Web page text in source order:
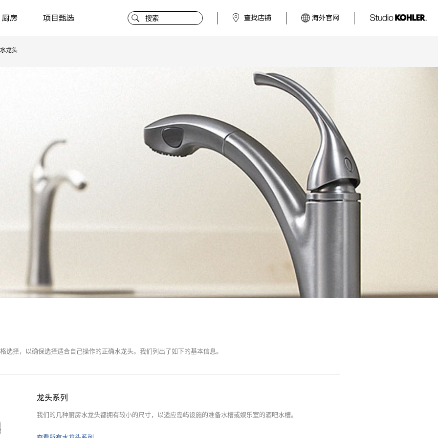
厨房 项目甄选 查找店铺 海外官网
龙头
选择，以确保选择适合自己操作的正确水龙头。我们列出了如下的基本信息。
龙头系列
我们的几种厨房水龙头都拥有较小的尺寸，以适应岛屿设施的准备水槽或娱乐室的酒吧水槽。